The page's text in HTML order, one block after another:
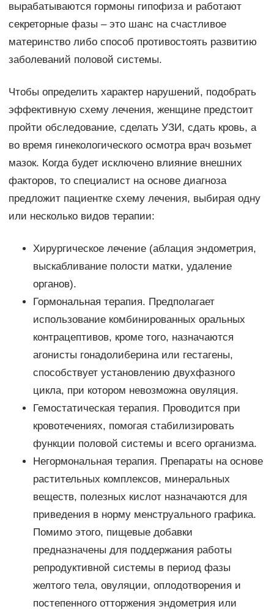
вырабатываются гормоны гипофиза и работают
секреторные фазы – это шанс на счастливое
материнство либо способ противостоять развитию
заболеваний половой системы.
Чтобы определить характер нарушений, подобрать
эффективную схему лечения, женщине предстоит
пройти обследование, сделать УЗИ, сдать кровь, а
во время гинекологического осмотра врач возьмет
мазок. Когда будет исключено влияние внешних
факторов, то специалист на основе диагноза
предложит пациентке схему лечения, выбирая одну
или несколько видов терапии:
Хирургическое лечение (аблация эндометрия,
выскабливание полости матки, удаление
органов).
Гормональная терапия. Предполагает
использование комбинированных оральных
контрацептивов, кроме того, назначаются
агонисты гонадолиберина или гестагены,
способствует установлению двухфазного
цикла, при котором невозможна овуляция.
Гемостатическая терапия. Проводится при
кровотечениях, помогая стабилизировать
функции половой системы и всего организма.
Негормональная терапия. Препараты на основе
растительных комплексов, минеральных
веществ, полезных кислот назначаются для
приведения в норму менструального графика.
Помимо этого, пищевые добавки
предназначены для поддержания работы
репродуктивной системы в период фазы
желтого тела, овуляции, оплодотворения и
постепенного отторжения эндометрия или